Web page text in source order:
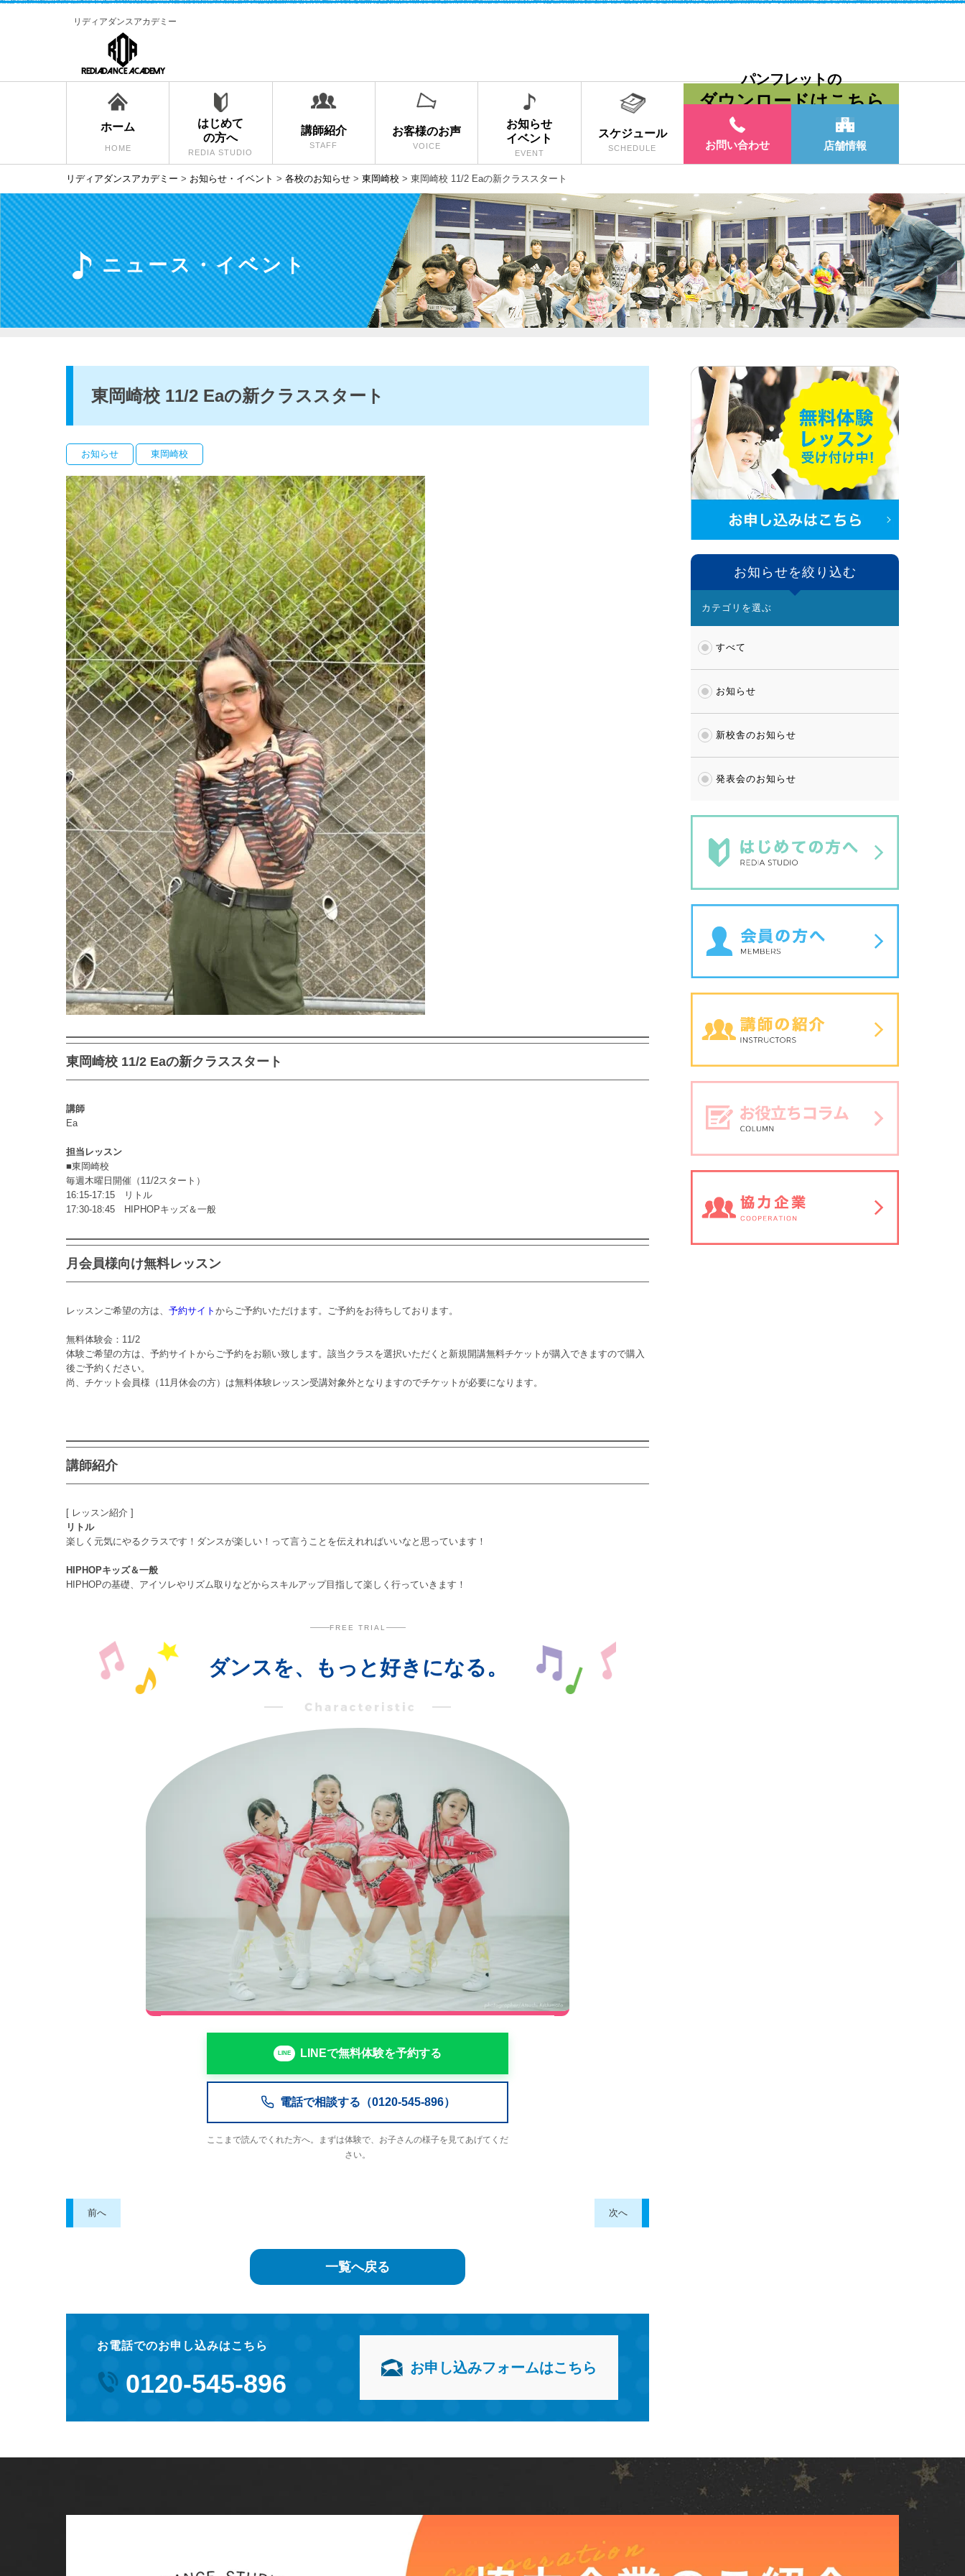
リディアダンスアカデミー
ホーム
HOME
はじめて
の方へ
REDIA STUDIO
講師紹介
STAFF
お客様のお声
VOICE
お知らせ
イベント
EVENT
スケジュール
SCHEDULE
パンフレットの
ダウンロードはこちら
お問い合わせ 店舗情報
リディアダンスアカデミー > お知らせ・イベント > 各校のお知らせ > 東岡崎校 > 東岡崎校 11/2 Eaの新クラススタート
ニュース・イベント
東岡崎校 11/2 Eaの新クラススタート
お知らせ 東岡崎校
東岡崎校 11/2 Eaの新クラススタート
講師
Ea
担当レッスン
■東岡崎校
毎週木曜日開催（11/2スタート）
16:15-17:15 リトル
17:30-18:45 HIPHOPキッズ＆一般
月会員様向け無料レッスン
レッスンご希望の方は、 予約サイト からご予約いただけます。ご予約をお待ちしております。
無料体験会：11/2
体験ご希望の方は、予約サイトからご予約をお願い致します。該当クラスを選択いただくと新規開講無料チケットが購入できますので購入
後ご予約ください。
尚、チケット会員様（11月休会の方）は無料体験レッスン受講対象外となりますのでチケットが必要になります。
講師紹介
[ レッスン紹介 ]
リトル
楽しく元気にやるクラスです！ダンスが楽しい！って言うことを伝えれればいいなと思っています！
HIPHOPキッズ＆一般
HIPHOPの基礎、アイソレやリズム取りなどからスキルアップ目指して楽しく行っていきます！
FREE TRIAL
ダンスを、もっと好きになる。
LINEで無料体験を予約する
電話で相談する（0120-545-896）
ここまで読んでくれた方へ。まずは体験で、お子さんの様子を見てあげてくだ
さい。
前へ 次へ
一覧へ戻る
お電話でのお申し込みはこちら
0120-545-896
お申し込みフォームはこちら
お知らせを絞り込む
カテゴリを選ぶ
すべて
お知らせ
新校舎のお知らせ
発表会のお知らせ